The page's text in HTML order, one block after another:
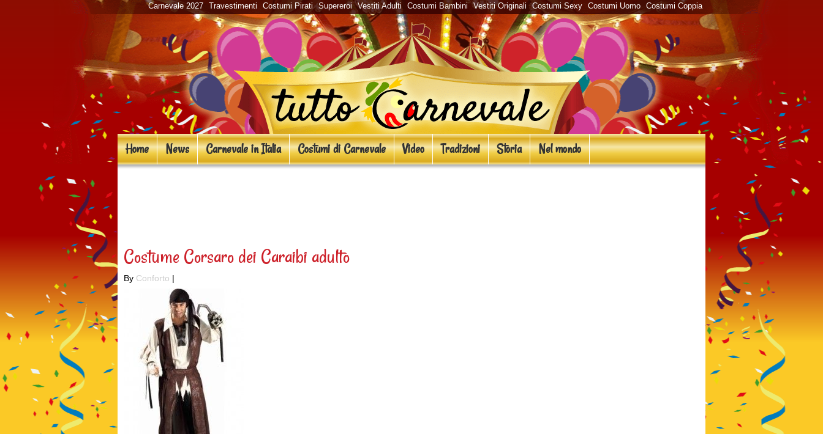
Carnevale 2027 Travestimenti Costumi Pirati Supereroi Vestiti Adulti Costumi Bambini Vestiti Originali Costumi Sexy Costumi Uomo Costumi Coppia
Home News Carnevale in Italia Costumi di Carnevale Video Tradizioni Storia Nel mondo
Costume Corsaro dei Caraibi adulto
By Conforto |